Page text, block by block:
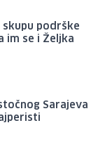
skupu podrške
im se i Željka
Sarajeva